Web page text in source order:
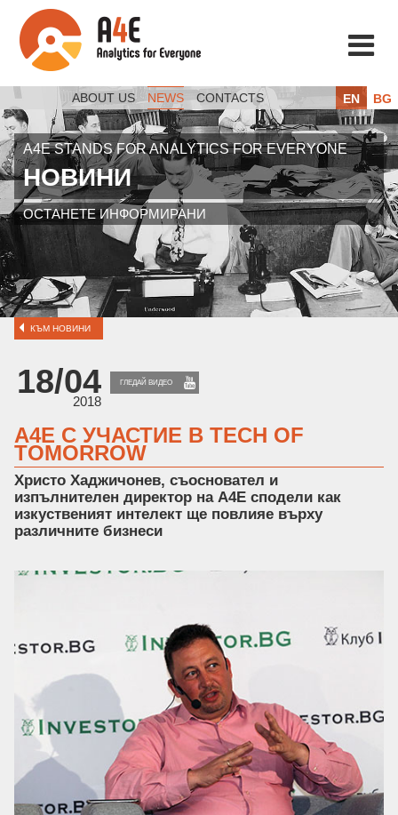
ABOUT US NEWS CONTACTS EN BG
A4E STANDS FOR ANALYTICS FOR EVERYONE
НОВИНИ
ОСТАНЕТЕ ИНФОРМИРАНИ
КЪМ НОВИНИ
18/04
2018
ГЛЕДАЙ ВИДЕО
A4E С УЧАСТИЕ В TECH OF
TOMORROW
Христо Хаджичонев, съосновател и
изпълнителен директор на А4Е сподели как
изкуственият интелект ще повлияе върху
различните бизнеси